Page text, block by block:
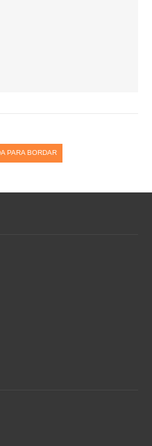
PARA BORDAR